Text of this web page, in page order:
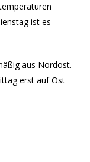
ist es
aus Nordost.
erst auf Ost